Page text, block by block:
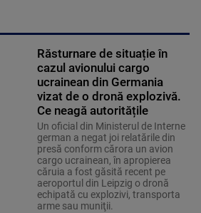
Răsturnare de situație în
cazul avionului cargo
ucrainean din Germania
vizat de o dronă explozivă.
Ce neagă autoritățile
Un oficial din Ministerul de Interne
german a negat joi relatările din
presă conform cărora un avion
cargo ucrainean, în apropierea
căruia a fost găsită recent pe
aeroportul din Leipzig o dronă
echipată cu explozivi, transporta
arme sau muniţii.